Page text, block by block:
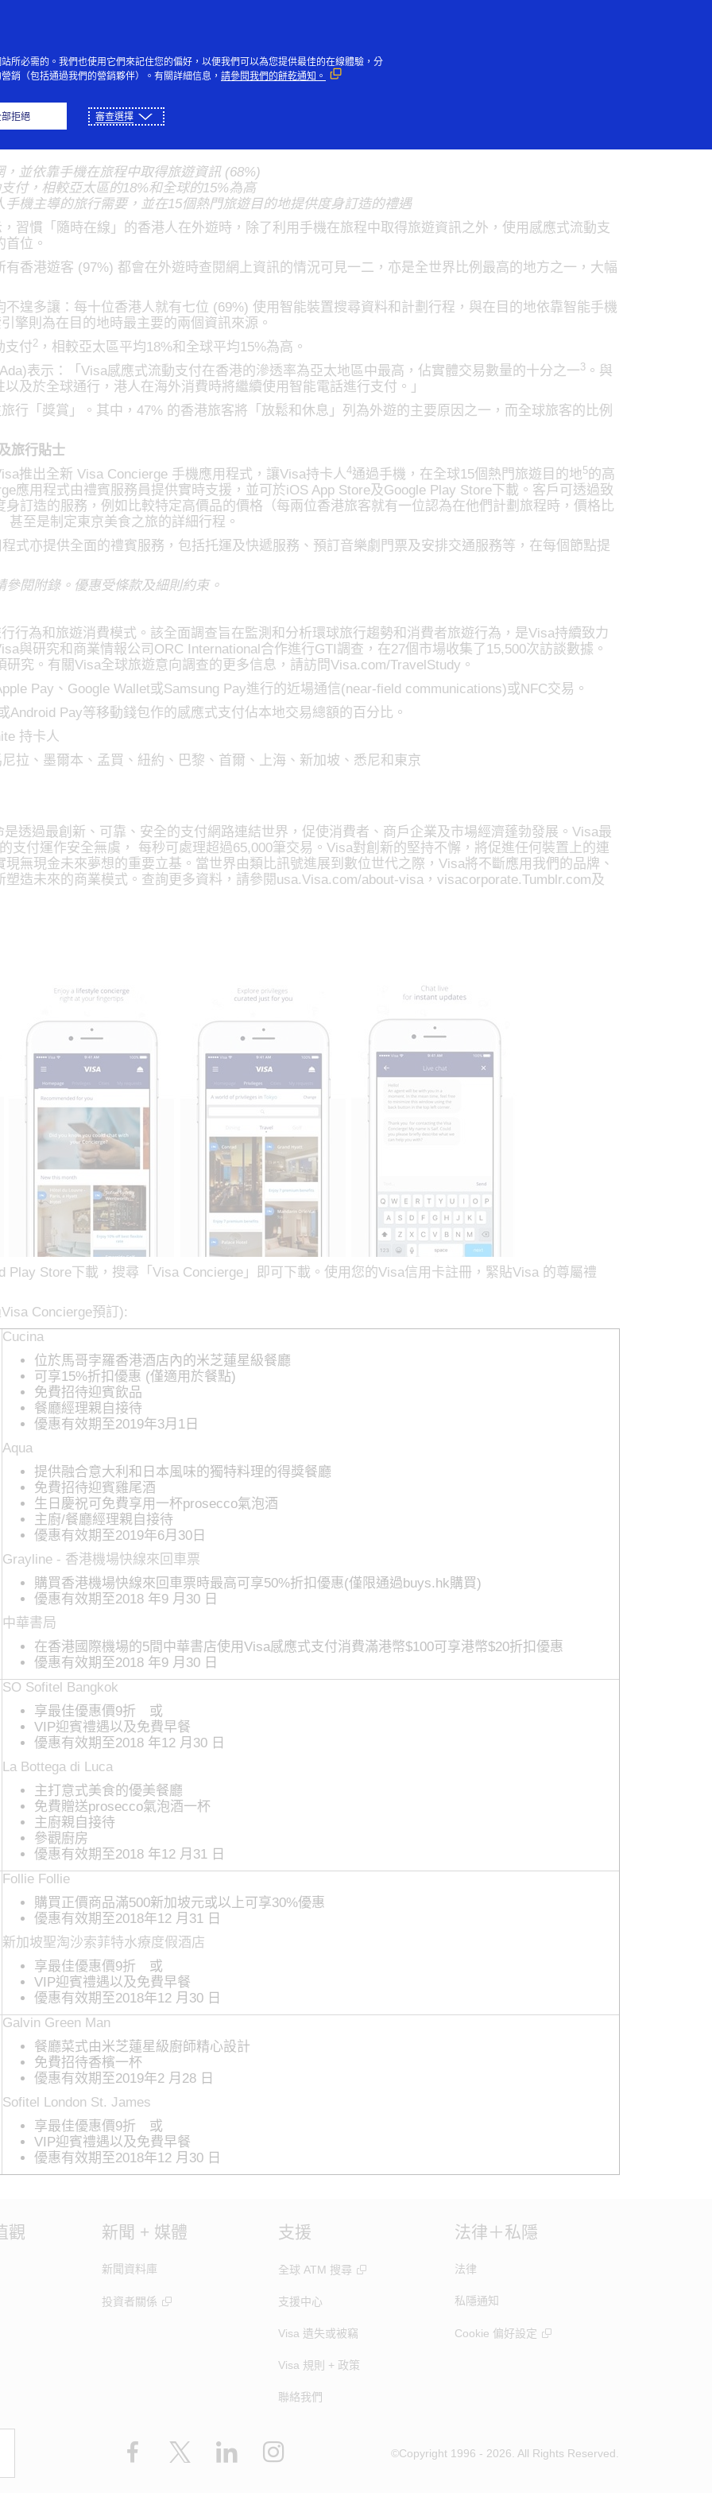
個人 企業與政府 創新者 社會大眾
線」 外遊時手機不離手
並依靠手機在旅程中取得旅遊資訊 (68%)
付，相較亞太區的18%和全球的15%為高
機主導的旅行需要，並在15個熱門旅遊目的地提供度身訂造的禮遇
習慣「隨時在線」的香港人在外遊時，除了利用手機在旅程中取得旅遊資訊之外，使用感應式流動支
位。
香港遊客 (97%) 都會在外遊時查閱網上資訊的情況可見一二，亦是全世界比例最高的地方之一，大幅
遑多讓：每十位香港人就有七位 (69%) 使用智能裝置搜尋資料和計劃行程，與在目的地依靠智能手機
擎則為在目的地時最主要的兩個資訊來源。
支付2，相較亞太區平均18%和全球平均15%為高。
表示：「Visa感應式流動支付在香港的滲透率為亞太地區中最高，佔實體交易數量的十分之一3。與
及於全球通行，港人在海外消費時將繼續使用智能電話進行支付。」
行「獎賞」。其中，47% 的香港旅客將「放鬆和休息」列為外遊的主要原因之一，而全球旅客的比例
旅行貼士
推出全新 Visa Concierge 手機應用程式，讓Visa持卡人4通過手機，在全球15個熱門旅遊目的地5的高
應用程式由禮賓服務員提供實時支援，並可於iOS App Store及Google Play Store下載。客戶可透過致
訂造的服務，例如比較特定高價品的價格（每兩位香港旅客就有一位認為在他們計劃旅程時，價格比
至是制定東京美食之旅的詳細行程。
式亦提供全面的禮賓服務，包括托運及快遞服務、預訂音樂劇門票及安排交通服務等，在每個節點提
閱附錄。優惠受條款及細則約束。
行為和旅遊消費模式。該全面調查旨在監測和分析環球旅行趨勢和消費者旅遊行為，是Visa持續致力
與研究和商業情報公司ORC International合作進行GTI調查，在27個市場收集了15,500次訪談數據。
究。有關Visa全球旅遊意向調查的更多信息，請訪問Visa.com/TravelStudy。
Pay、Google Wallet或Samsung Pay進行的近場通信(near-field communications)或NFC交易。
Pay等移動錢包作的感應式支付佔本地交易總額的百分比。
持卡人
拉、墨爾本、孟買、紐約、巴黎、首爾、上海、新加坡、悉尼和東京
透過最創新、可靠、安全的支付網路連結世界，促使消費者、商戶企業及市場經濟蓬勃發展。Visa最
支付運作安全無虞， 每秒可處理超過65,000筆交易。Visa對創新的堅持不懈，將促進任何裝置上的連
無現金未來夢想的重要立基。當世界由類比訊號進展到數位世代之際，Visa將不斷應用我們的品牌、
造未來的商業模式。查詢更多資料，請參閱usa.Visa.com/about-visa，visacorporate.Tumblr.com及
Play Store下載，搜尋「Visa Concierge」即可下載。使用您的Visa信用卡註冊，緊貼Visa 的尊屬禮
Concierge預訂):
Cucina
位於馬哥孛羅香港酒店內的米芝蓮星級餐廳
可享15%折扣優惠 (僅適用於餐點)
免費招待迎賓飲品
餐廳經理親自接待
優惠有效期至2019年3月1日
Aqua
提供融合意大利和日本風味的獨特料理的得獎餐廳
免費招待迎賓雞尾酒
生日慶祝可免費享用一杯prosecco氣泡酒
主廚/餐廳經理親自接待
優惠有效期至2019年6月30日
Grayline - 香港機場快線來回車票
購買香港機場快線來回車票時最高可享50%折扣優惠(僅限通過buys.hk購買)
優惠有效期至2018 年9 月30 日
中華書局
在香港國際機場的5間中華書店使用Visa感應式支付消費滿港幣$100可享港幣$20折扣優惠
優惠有效期至2018 年9 月30 日
SO Sofitel Bangkok
享最佳優惠價9折 或
VIP迎賓禮遇以及免費早餐
優惠有效期至2018 年12 月30 日
La Bottega di Luca
主打意式美食的優美餐廳
免費贈送prosecco氣泡酒一杯
主廚親自接待
參觀廚房
優惠有效期至2018 年12 月31 日
Follie Follie
購買正價商品滿500新加坡元或以上可享30%優惠
優惠有效期至2018年12 月31 日
新加坡聖淘沙索菲特水療度假酒店
享最佳優惠價9折 或
VIP迎賓禮遇以及免費早餐
優惠有效期至2018年12 月30 日
Galvin Green Man
餐廳菜式由米芝蓮星級廚師精心設計
免費招待香檳一杯
優惠有效期至2019年2 月28 日
Sofitel London St. James
享最佳優惠價9折 或
VIP迎賓禮遇以及免費早餐
優惠有效期至2018年12 月30 日
觀 新聞 + 媒體
新聞資料庫
投資者關係
支援
全球 ATM 搜尋
支援中心
Visa 遺失或被竊
Visa 規則 + 政策
聯絡我們
法律＋私隱
法律
私隱通知
Cookie 偏好設定
Facebook LinkedIn ©Copyright 1996 - 2026. All Rights Reserved.
所必需的。我們也使用它們來記住您的偏好，以便我們可以為您提供最佳的在線體驗，分
銷（包括通過我們的營銷夥伴）。有關詳細信息， 請參閱我們的餅乾通知。
拒絕 審查選擇